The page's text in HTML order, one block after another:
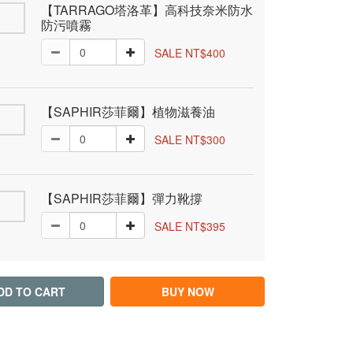
【TARRAGO塔洛革】高科技奈米防水
防污噴霧
SALE NT$400
【SAPHIR莎菲爾】植物滋養油
SALE NT$300
【SAPHIR莎菲爾】彈力靴撐
SALE NT$395
TO CART BUY NOW